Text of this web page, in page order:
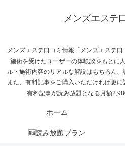
メンズエステ
メンズエステ口コミ情報「メンズエステ
施術を受けたユーザーの体験談をもとに
ル・施術内容のリアルな解説はもちろん、
また、有料記事をご購入いただければ更
有料記事が読み放題となる月額
ホーム
🆕読み放題プラン